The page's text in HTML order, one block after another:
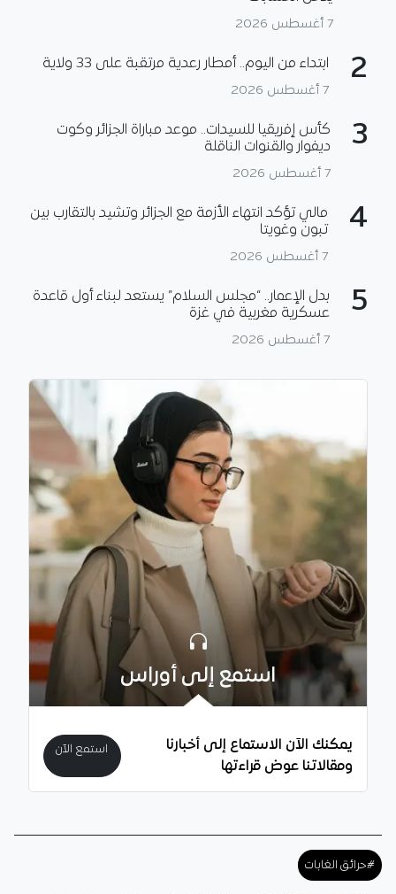
7 أغسطس 2026
2 ابتداء من اليوم.. أمطار رعدية مرتقبة على 33 ولاية
7 أغسطس 2026
3
كأس إفريقيا للسيدات.. موعد مباراة الجزائر وكوت
ديفوار والقنوات الناقلة
7 أغسطس 2026
4
مالي تؤكد انتهاء الأزمة مع الجزائر وتشيد بالتقارب بين
تبون وغويتا
7 أغسطس 2026
5
بدل الإعمار.. “مجلس السلام” يستعد لبناء أول قاعدة
عسكرية مغربية في غزة
7 أغسطس 2026
استمع إلى أوراس
يمكنك الآن الاستماع إلى أخبارنا
ومقالاتنا عوض قراءتها
استمع الآن
#حرائق الغابات